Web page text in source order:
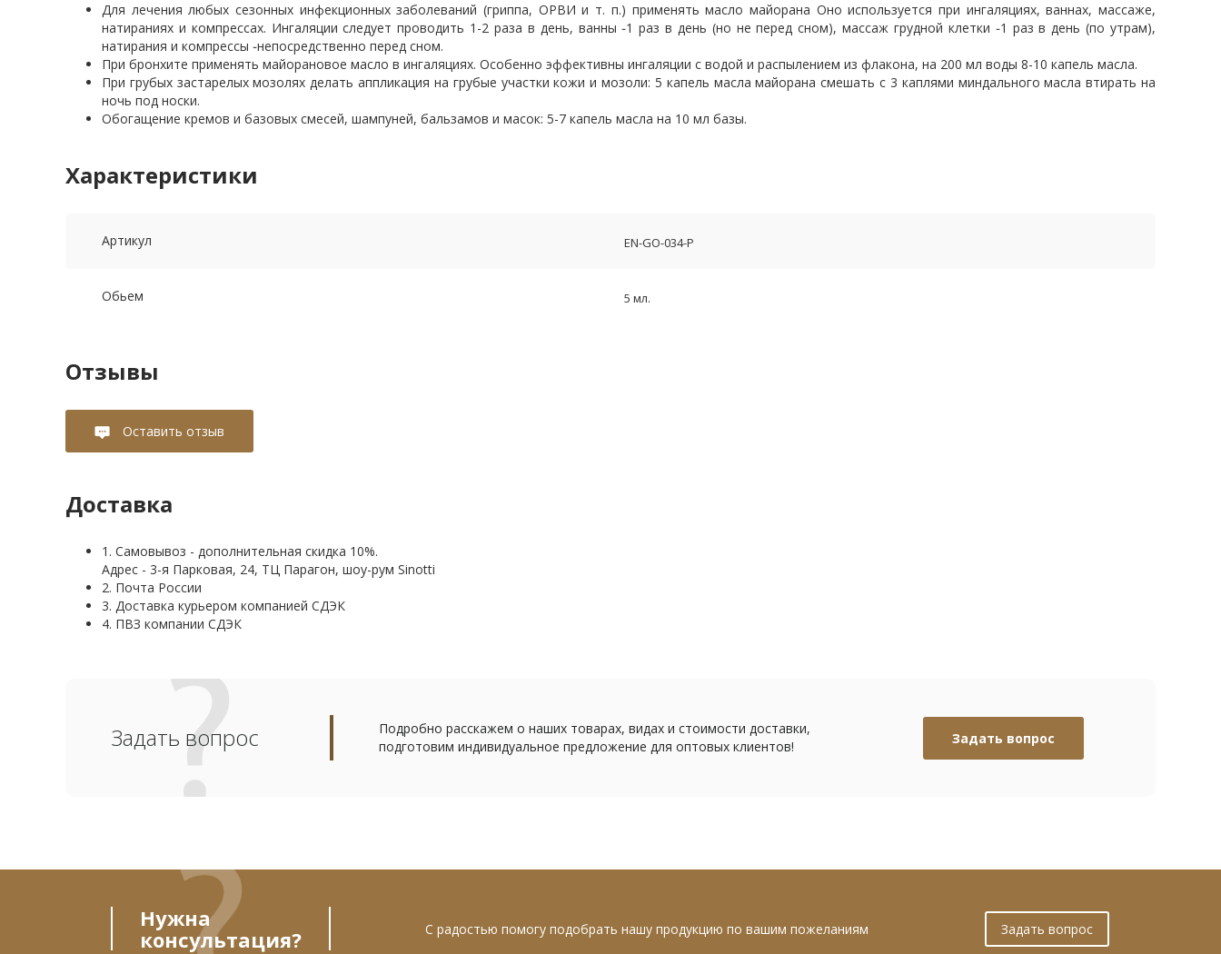
Для лечения любых сезонных инфекционных заболеваний (гриппа, ОРВИ и т. п.) применять масло майорана Оно используется при ингаляциях, ваннах, массаже,
натираниях и компрессах. Ингаляции следует проводить 1-2 раза в день, ванны ֊1 раз в день (но не перед сном), массаж грудной клетки ֊1 раз в день (по утрам),
натирания и компрессы ֊непосредственно перед сном.
При бронхите применять майорановое масло в ингаляциях. Особенно эффективны ингаляции с водой и распылением из флакона, на 200 мл воды 8-10 капель масла.
При грубых застарелых мозолях делать аппликация на грубые участки кожи и мозоли: 5 капель масла майорана смешать с 3 каплями миндального масла втирать на
ночь под носки.
Обогащение кремов и базовых смесей, шампуней, бальзамов и масок: 5-7 капель масла на 10 мл базы.
Характеристики
Артикул EN-GO-034-Р
Обьем 5 мл.
Отзывы
Оставить отзыв
Доставка
1. Самовывоз - дополнительная скидка 10%.
Адрес - 3-я Парковая, 24, ТЦ Парагон, шоу-рум Sinotti
2. Почта России
3. Доставка курьером компанией СДЭК
4. ПВЗ компании СДЭК
Задать вопрос
Подробно расскажем о наших товарах, видах и стоимости доставки,
подготовим индивидуальное предложение для оптовых клиентов!
Задать вопрос
Нужна
консультация?
С радостью помогу подобрать нашу продукцию по вашим пожеланиям Задать вопрос